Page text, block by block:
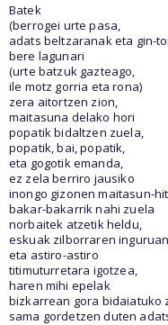
Batek
(berrogei urte pasa,
adats beltzaranak eta gin-
bere lagunari
(urte batzuk gazteago,
ile motz gorria eta rona)
zera aitortzen zion,
maitasuna delako hori
popatik bidaltzen zuela,
popatik, bai, popatik,
eta gogotik emanda,
ez zela berriro jausiko
inongo gizonen maitasun-
bakar-bakarrik nahi zuela
norbaitek atzetik heldu,
eskuak zilborraren
eta astiro-astiro
titimuturretara igotzea,
haren mihi epelak
bizkarrean gora bidaiatuko
sama gordetzen duten